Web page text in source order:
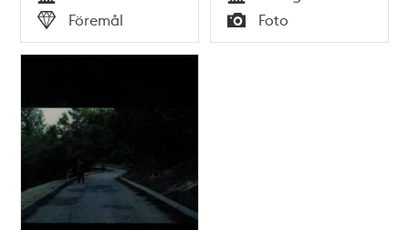
Tid
Typ
Föremål Tid
Typ
Foto